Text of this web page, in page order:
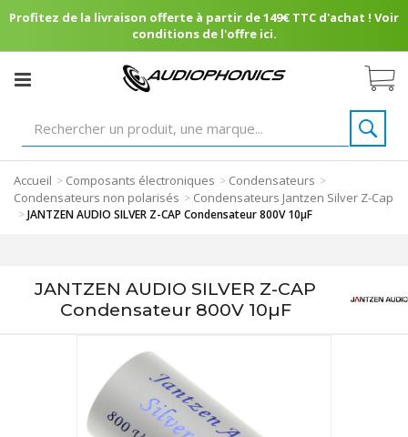
Profitez de la livraison offerte à partir de 149€ TTC d'achat ! Voir
conditions de l'offre ici.
Accueil > Composants électroniques > Condensateurs >
Condensateurs non polarisés > Condensateurs Jantzen Silver Z-Cap
>JANTZEN AUDIO SILVER Z-CAP Condensateur 800V 10µF
JANTZEN AUDIO SILVER Z-CAP
Condensateur 800V 10µF